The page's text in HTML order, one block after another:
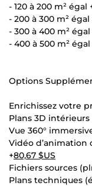
- 120 à 200 m² égal
- 200 à 300 m² égal
- 300 à 400 m² égal
- 400 à 500 m² égal
Options
Enrichissez votre
Plans 3D
Vue 360°
Vidéo d’animation
+80,67 $US
Fichiers sources
Plans techniques